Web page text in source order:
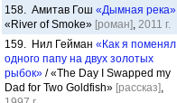
158. Амитав Гош «Дымная река»
«River of Smoke» [роман], 2011 г.
159. Нил Гейман «Как я поменял
одного папу на двух золотых
рыбок» / «The Day I Swapped my
Dad for Two Goldfish» [рассказ],